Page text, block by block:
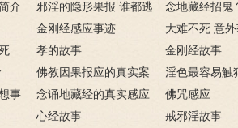
介
邪淫的隐形果报 谁都逃
不掉
念地藏经招鬼
地藏经的请进
金刚经感应事迹
大难不死 意
致富的特异功
孝的故事
金刚经故事
佛教因果报应的真实案
例
淫色最容易触
淫欲心难清静
事
念诵地藏经的真实感应
六则
佛咒感应
心经故事
戒邪淫故事